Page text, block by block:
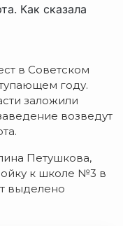
Как сказала
в Советском
году.
заложили
возведут
Петушкова,
к школе №3 в
выделено